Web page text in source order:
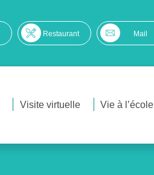
Restaurant Mail
Visite virtuelle Vie à l’école